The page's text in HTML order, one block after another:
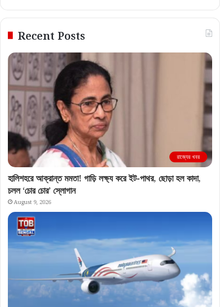
Recent Posts
রাজ্যের খবর
হালিশহরে আক্রান্ত মমতা! গাড়ি লক্ষ্য করে ইট-পাথর, ছোড়া হল কাদা,
চলল ‘চোর চোর’ স্লোগান
August 9, 2026